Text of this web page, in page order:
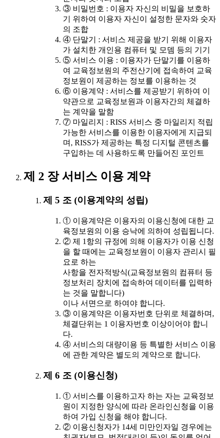
③ 비밀번호 : 이용자 자신의 비밀을 보호하
기 위하여 이용자 자신이 설정한 문자와 숫자
의 조합
④ 단말기 : 서비스 제공을 받기 위해 이용자
가 설치한 개인용 컴퓨터 및 모뎀 등의 기기
⑤ 서비스 이용 : 이용자가 단말기를 이용하
여 교육정보원의 주전산기에 접속하여 교육
정보원이 제공하는 정보를 이용하는 것
⑥ 이용계약 : 서비스를 제공받기 위하여 이
약관으로 교육정보원과 이용자간의 체결하
는 계약을 말함
⑦ 마일리지 : RISS 서비스 중 마일리지 적립
가능한 서비스를 이용한 이용자에게 지급되
며, RISS가 제공하는 특정 디지털 콘텐츠를
구입하는 데 사용하도록 만들어진 포인트
제 2 장 서비스 이용 계약
제 5 조 (이용계약의 성립)
① 이용계약은 이용자의 이용신청에 대한 교
육정보원의 이용 승낙에 의하여 성립됩니다.
② 제 1항의 규정에 의해 이용자가 이용 신청
을 할 때에는 교육정보원이 이용자 관리시 필
요로 하는
사항을 전자적방식(교육정보원의 컴퓨터 등
정보처리 장치에 접속하여 데이터를 입력하
는 것을 말합니다)
이나 서면으로 하여야 합니다.
③ 이용계약은 이용자번호 단위로 체결하며,
체결단위는 1 이용자번호 이상이어야 합니
다.
④ 서비스의 대량이용 등 특별한 서비스 이용
에 관한 계약은 별도의 계약으로 합니다.
제 6 조 (이용신청)
① 서비스를 이용하고자 하는 자는 교육정보
원이 지정한 양식에 따라 온라인신청을 이용
하여 가입 신청을 해야 합니다.
② 이용신청자가 14세 미만인자일 경우에는